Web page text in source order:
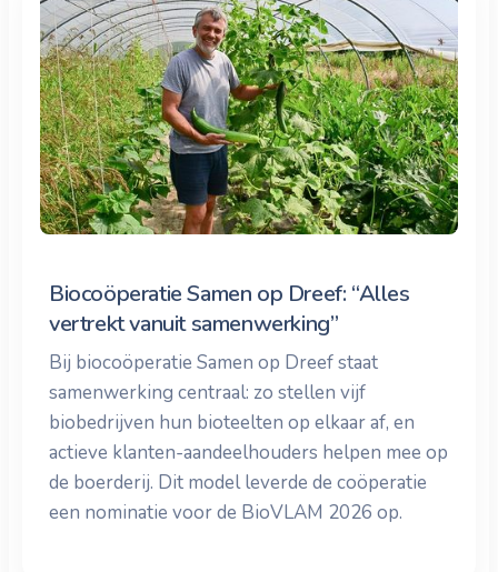
Biocoöperatie Samen op Dreef: “Alles
vertrekt vanuit samenwerking”
Bij biocoöperatie Samen op Dreef staat
samenwerking centraal: zo stellen vijf
biobedrijven hun bioteelten op elkaar af, en
actieve klanten-aandeelhouders helpen mee op
de boerderij. Dit model leverde de coöperatie
een nominatie voor de BioVLAM 2026 op.